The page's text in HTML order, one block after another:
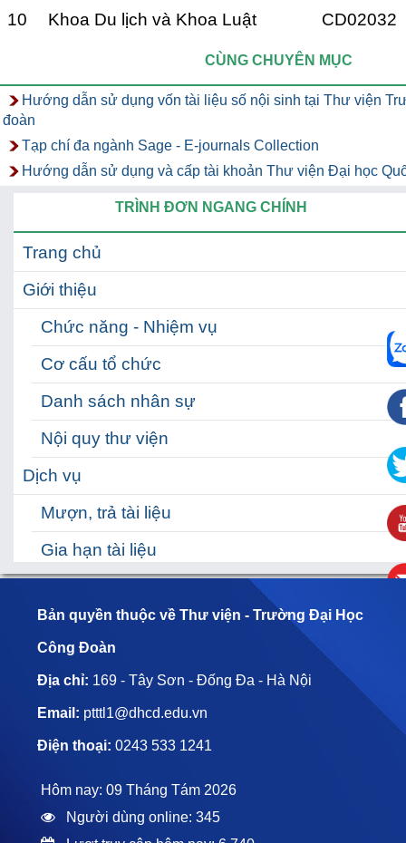
10
Khoa Du lịch và Khoa Luật CD02032
CÙNG CHUYÊN MỤC
Hướng dẫn sử dụng vốn tài liệu số nội sinh tại Thư viện
đoàn
Tạp chí đa ngành Sage - E-journals Collection
Hướng dẫn sử dụng và cấp tài khoản Thư viện Đại học
TRÌNH ĐƠN NGANG CHÍNH
Trang chủ
Giới thiệu
Chức năng - Nhiệm vụ
Cơ cấu tổ chức
Danh sách nhân sự
Nội quy thư viện
Dịch vụ
Mượn, trả tài liệu
Gia hạn tài liệu
Hỗ trợ
Hỗ trợ học tập
Hỏi đáp nhanh
Bản quyền thuộc về Thư viện - Trường Đại Học
Công Đoàn
Địa chỉ: 169 - Tây Sơn - Đống Đa - Hà Nội
Email: ptttl1@dhcd.edu.vn
Điện thoại: 0243 533 1241
Hôm nay: 09 Tháng Tám 2026
Người dùng online: 345